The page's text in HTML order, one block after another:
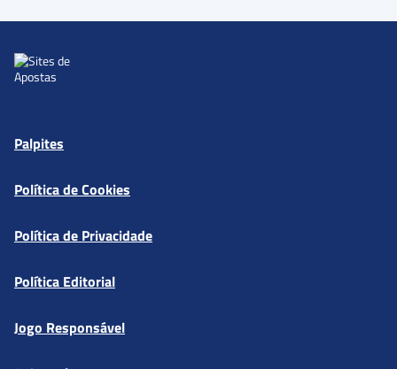
Palpites
Política de Cookies
Política de Privacidade
Política Editorial
Jogo Responsável